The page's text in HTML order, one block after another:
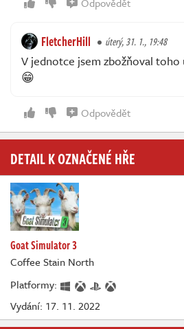
FletcherHill úterý, 31. 1., 19:48
V jednotce jsem zbožňoval
😁
Odpovědět
DETAIL K OZNAČENÉ HŘE
Goat Simulator 3
Coffee Stain North
Platformy:
Vydání: 17. 11. 2022